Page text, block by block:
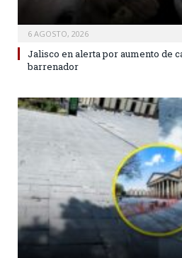
6 AGOSTO, 2026
Jalisco en alerta por aumento de
barrenador